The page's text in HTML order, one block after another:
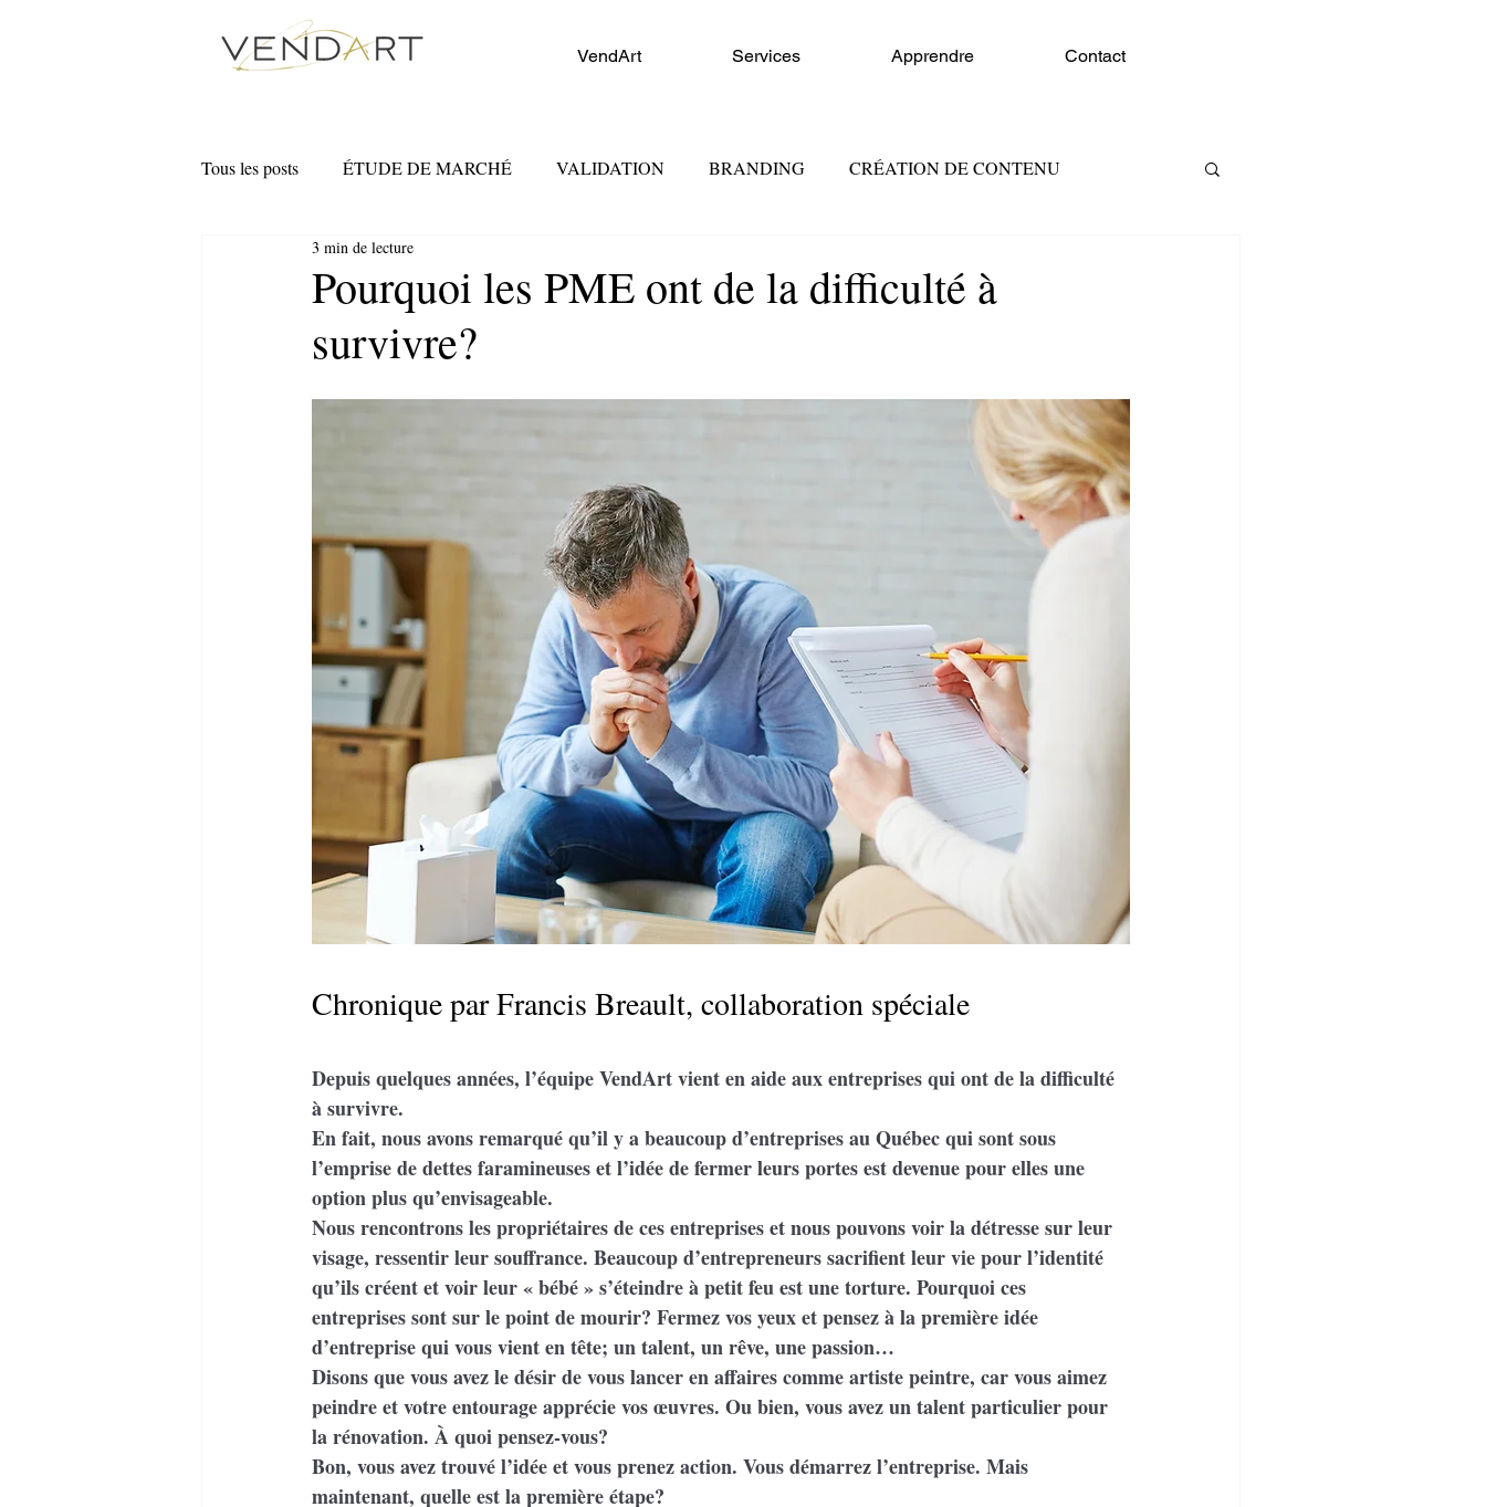
VendArt Services Apprendre Contact
Tous les posts ÉTUDE DE MARCHÉ VALIDATION BRANDING CRÉATION DE CONTENU
MARKETING NUMÉRIQUE
Pourquoi les PME ont de la difficulté à
survivre?
3 min de lecture
Chronique par Francis Breault, collaboration spéciale
Depuis quelques années, l’équipe VendArt vient en aide aux entreprises qui ont de la difficulté
à survivre.
En fait, nous avons remarqué qu’il y a beaucoup d’entreprises au Québec qui sont sous
l’emprise de dettes faramineuses et l’idée de fermer leurs portes est devenue pour elles une
option plus qu’envisageable.
Nous rencontrons les propriétaires de ces entreprises et nous pouvons voir la détresse sur leur
visage, ressentir leur souffrance. Beaucoup d’entrepreneurs sacrifient leur vie pour l’identité
qu’ils créent et voir leur « bébé » s’éteindre à petit feu est une torture. Pourquoi ces
entreprises sont sur le point de mourir? Fermez vos yeux et pensez à la première idée
d’entreprise qui vous vient en tête; un talent, un rêve, une passion…
Disons que vous avez le désir de vous lancer en affaires comme artiste peintre, car vous aimez
peindre et votre entourage apprécie vos œuvres. Ou bien, vous avez un talent particulier pour
la rénovation. À quoi pensez-vous?
Bon, vous avez trouvé l’idée et vous prenez action. Vous démarrez l’entreprise. Mais
maintenant, quelle est la première étape?